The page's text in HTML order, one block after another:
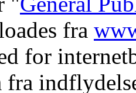
fra
for
fra